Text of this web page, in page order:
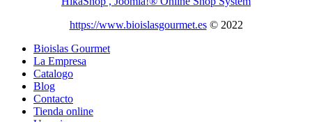
https://www.bioislasgourmet.es© 2022
Bioislas Gourmet
La Empresa
Catalogo
Blog
Contacto
Tienda online